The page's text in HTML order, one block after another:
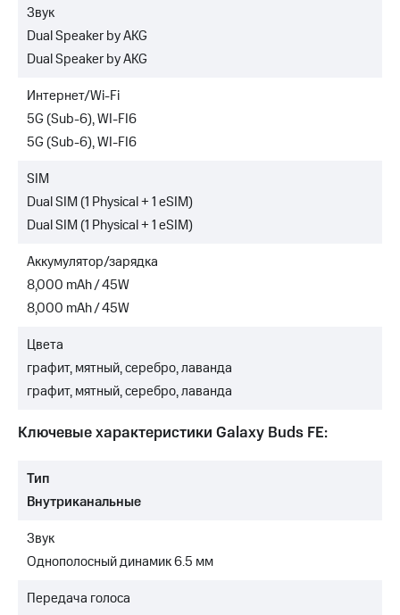
Звук
Dual Speaker by AKG
Dual Speaker by AKG
Интернет/Wi-Fi
5G (Sub-6), WI-FI6
5G (Sub-6), WI-FI6
SIM
Dual SIM (1 Physical + 1 eSIM)
Dual SIM (1 Physical + 1 eSIM)
Аккумулятор/зарядка
8,000 mAh / 45W
8,000 mAh / 45W
Цвета
графит, мятный, серебро, лаванда
графит, мятный, серебро, лаванда
Ключевые характеристики Galaxy Buds FE:
Тип
Внутриканальные
Звук
Однополосный динамик 6.5 мм
Передача голоса